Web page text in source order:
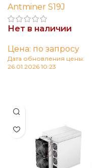
Antminer S19J
Нет в наличии
Цена: по запросу
Дата обновления цены:
26.01.2026 10:23